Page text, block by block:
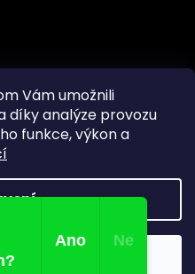
Vám umožnili
díky analýze provozu
funkce, výkon a
Shoptet
. Všechna práva vyhrazena.
Ano Ne